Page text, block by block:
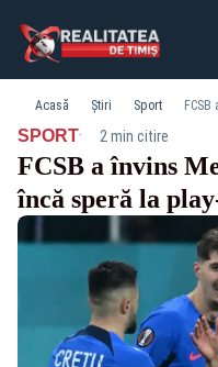
Acasă Știri Sport
SPORT· 2 min citire
FCSB a învins
încă speră la